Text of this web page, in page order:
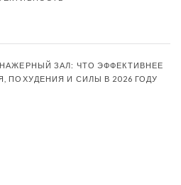
ЗАЛ: ЧТО ЭФФЕКТИВНЕЕ
ПОХУДЕНИЯ И СИЛЫ В 2026 ГОДУ